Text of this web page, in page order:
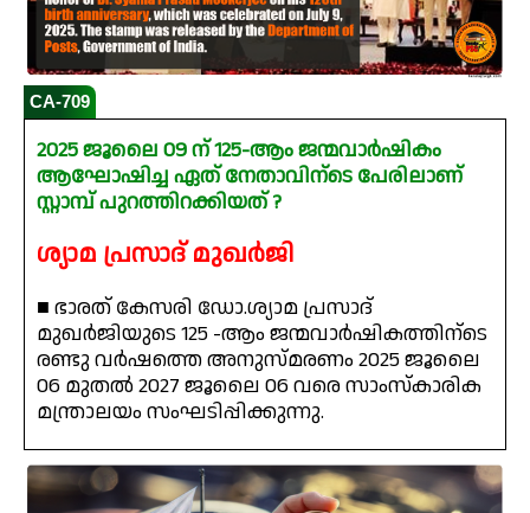
CA-709
2025 ജൂലൈ 09 ന് 125-ആം ജന്മവാർഷികം
ആഘോഷിച്ച ഏത് നേതാവിന്ടെ പേരിലാണ്
സ്റ്റാമ്പ് പുറത്തിറക്കിയത് ?
ശ്യാമ പ്രസാദ് മുഖർജി
■ ഭാരത് കേസരി ഡോ.ശ്യാമ പ്രസാദ്
മുഖർജിയുടെ 125 -ആം ജന്മവാർഷികത്തിന്ടെ
രണ്ടു വർഷത്തെ അനുസ്‍മരണം 2025 ജൂലൈ
06 മുതൽ 2027 ജൂലൈ 06 വരെ സാംസ്‌കാരിക
മന്ത്രാലയം സംഘടിപ്പിക്കുന്നു.